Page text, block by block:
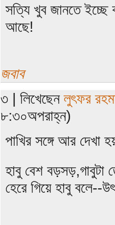
সত্যি খুব জানতে ইচ্ছে
আছে!
জবাব
৩ | লিখেছেন লুৎফর
৮:৩০অপরাহ্ন)
পাখির সঙ্গে আর দেখা
হাবু বেশ বড়সড়,গাবুটা
হেরে গিয়ে হাবু বলে--